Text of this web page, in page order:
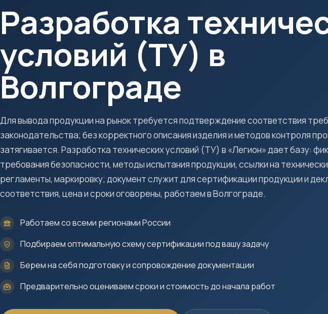
Разработка
условий (ТУ) в
Волгограде
Для вывода продукции на рынок требуется подтверждение соответствия
законодательства; без корректного описания изделия и методов контроля
затягивается. Разработка технических условий (ТУ) в «Легион» дает базу:
требования безопасности, методы испытания продукции, ссылки на
регламенты, маркировку; документ служит для сертификации продукции и
соответствия, цена и сроки оговорены, работаем в Волгограде.
Работаем со всеми регионами России
Подбираем оптимальную схему сертификации под вашу задачу
Берем на себя подготовку и сопровождение документации
Предварительно оцениваем сроки и стоимость до начала работ